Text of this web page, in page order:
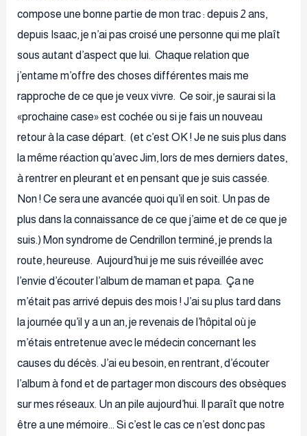
compose une bonne partie de mon trac : depuis 2 ans,
depuis Isaac, je n’ai pas croisé une personne qui me plaît
sous autant d’aspect que lui. Chaque relation que
j’entame m’offre des choses différentes mais me
rapproche de ce que je veux vivre. Ce soir, je saurai si la
«prochaine case» est cochée ou si je fais un nouveau
retour à la case départ. (et c’est OK ! Je ne suis plus dans
la même réaction qu’avec Jim, lors de mes derniers dates,
à rentrer en pleurant et en pensant que je suis cassée.
Non ! Ce sera une avancée quoi qu’il en soit. Un pas de
plus dans la connaissance de ce que j’aime et de ce que je
suis.) Mon syndrome de Cendrillon terminé, je prends la
route, heureuse. Aujourd’hui je me suis réveillée avec
l’envie d’écouter l’album de maman et papa. Ça ne
m’était pas arrivé depuis des mois ! J’ai su plus tard dans
la journée qu’il y a un an, je revenais de l’hôpital où je
m’étais entretenue avec le médecin concernant les
causes du décès. J’ai eu besoin, en rentrant, d’écouter
l’album à fond et de partager mon discours des obsèques
sur mes réseaux. Un an pile aujourd’hui. Il paraît que notre
être a une mémoire… Si c’est le cas ce n’est donc pas